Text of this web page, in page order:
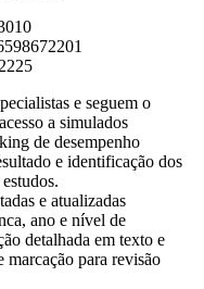
e seguem o
a simulados
de desempenho
e identificação dos
e atualizadas
ano e nível de
detalhada em texto e
marcação para revisão